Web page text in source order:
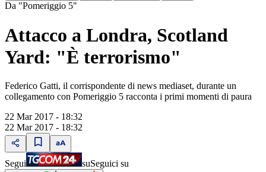
Da "Pomeriggio 5"
Attacco a Londra, Scotland
Yard: "È terrorismo"
Federico Gatti, il corrispondente di news mediaset, durante un
collegamento con Pomeriggio 5 racconta i primi momenti di paura
22 Mar 2017 - 18:32
22 Mar 2017 - 18:32
Segui suSeguici su